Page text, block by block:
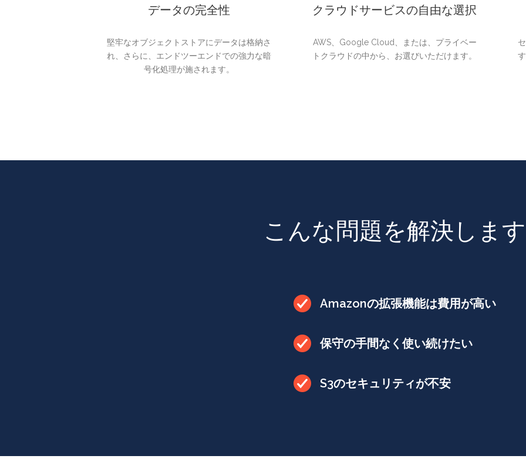
データの完全性
堅牢なオブジェクトストアにデータは格納さ
れ、さらに、エンドツーエンドでの強力な暗
号化処理が施されます。
クラウドサービスの自由な選択
AWS、Google Cloud、または、プライベー
トクラウドの中から、お選びいただけます。
こんな問題を解決します
Amazonの拡張機能は費用が高い
保守の手間なく使い続けたい
S3のセキュリティが不安